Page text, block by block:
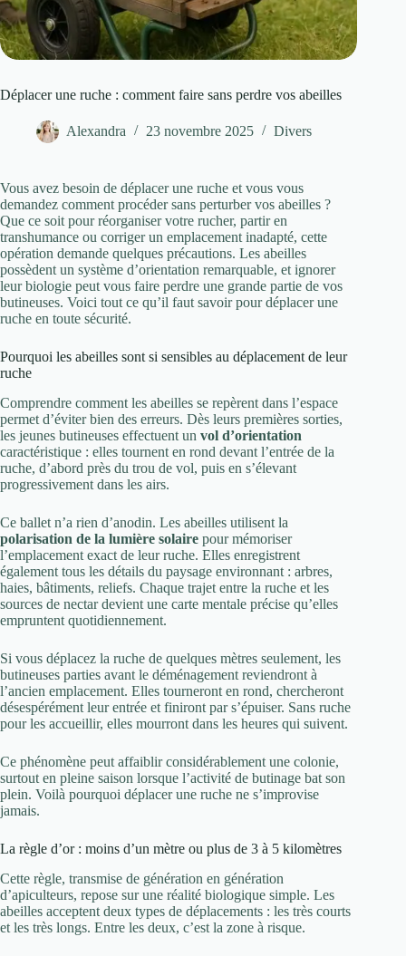
Déplacer une ruche : comment faire sans perdre vos abeilles
Alexandra 23 novembre 2025 Divers
Vous avez besoin de déplacer une ruche et vous vous
demandez comment procéder sans perturber vos abeilles ?
Que ce soit pour réorganiser votre rucher, partir en
transhumance ou corriger un emplacement inadapté, cette
opération demande quelques précautions. Les abeilles
possèdent un système d’orientation remarquable, et ignorer
leur biologie peut vous faire perdre une grande partie de vos
butineuses. Voici tout ce qu’il faut savoir pour déplacer une
ruche en toute sécurité.
Pourquoi les abeilles sont si sensibles au déplacement de leur
ruche
Comprendre comment les abeilles se repèrent dans l’espace
permet d’éviter bien des erreurs. Dès leurs premières sorties,
les jeunes butineuses effectuent un vol d’orientation
caractéristique : elles tournent en rond devant l’entrée de la
ruche, d’abord près du trou de vol, puis en s’élevant
progressivement dans les airs.
Ce ballet n’a rien d’anodin. Les abeilles utilisent la
polarisation de la lumière solaire pour mémoriser
l’emplacement exact de leur ruche. Elles enregistrent
également tous les détails du paysage environnant : arbres,
haies, bâtiments, reliefs. Chaque trajet entre la ruche et les
sources de nectar devient une carte mentale précise qu’elles
empruntent quotidiennement.
Si vous déplacez la ruche de quelques mètres seulement, les
butineuses parties avant le déménagement reviendront à
l’ancien emplacement. Elles tourneront en rond, chercheront
désespérément leur entrée et finiront par s’épuiser. Sans ruche
pour les accueillir, elles mourront dans les heures qui suivent.
Ce phénomène peut affaiblir considérablement une colonie,
surtout en pleine saison lorsque l’activité de butinage bat son
plein. Voilà pourquoi déplacer une ruche ne s’improvise
jamais.
La règle d’or : moins d’un mètre ou plus de 3 à 5 kilomètres
Cette règle, transmise de génération en génération
d’apiculteurs, repose sur une réalité biologique simple. Les
abeilles acceptent deux types de déplacements : les très courts
et les très longs. Entre les deux, c’est la zone à risque.